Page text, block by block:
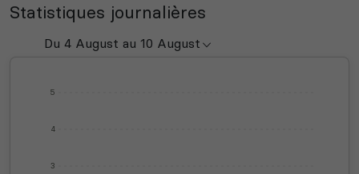
Statistiques journalières
3
4
5